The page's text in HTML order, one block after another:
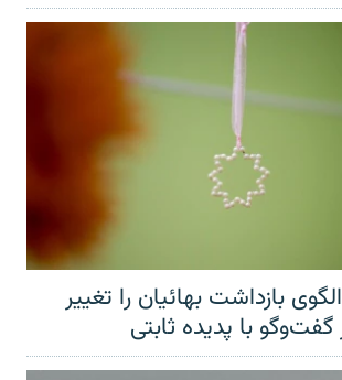
بازداشت بهائیان را تغییر
با پدیده ثابتی